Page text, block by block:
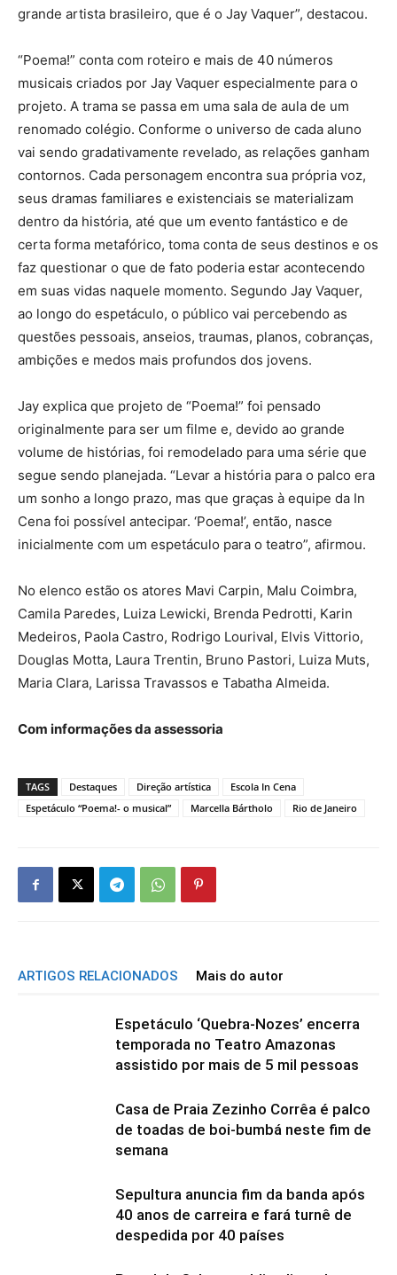
grande artista brasileiro, que é o Jay Vaquer”, destacou.
“Poema!” conta com roteiro e mais de 40 números
musicais criados por Jay Vaquer especialmente para o
projeto. A trama se passa em uma sala de aula de um
renomado colégio. Conforme o universo de cada aluno
vai sendo gradativamente revelado, as relações ganham
contornos. Cada personagem encontra sua própria voz,
seus dramas familiares e existenciais se materializam
dentro da história, até que um evento fantástico e de
certa forma metafórico, toma conta de seus destinos e os
faz questionar o que de fato poderia estar acontecendo
em suas vidas naquele momento. Segundo Jay Vaquer,
ao longo do espetáculo, o público vai percebendo as
questões pessoais, anseios, traumas, planos, cobranças,
ambições e medos mais profundos dos jovens.
Jay explica que projeto de “Poema!” foi pensado
originalmente para ser um filme e, devido ao grande
volume de histórias, foi remodelado para uma série que
segue sendo planejada. “Levar a história para o palco era
um sonho a longo prazo, mas que graças à equipe da In
Cena foi possível antecipar. ‘Poema!’, então, nasce
inicialmente com um espetáculo para o teatro”, afirmou.
No elenco estão os atores Mavi Carpin, Malu Coimbra,
Camila Paredes, Luiza Lewicki, Brenda Pedrotti, Karin
Medeiros, Paola Castro, Rodrigo Lourival, Elvis Vittorio,
Douglas Motta, Laura Trentin, Bruno Pastori, Luiza Muts,
Maria Clara, Larissa Travassos e Tabatha Almeida.
Com informações da assessoria
TAGS Destaques Direção artística
Escola In Cena
Espetáculo “Poema!- o musical”
Marcella Bártholo Rio de Janeiro
ARTIGOS RELACIONADOS Mais do autor
Espetáculo ‘Quebra-Nozes’ encerra
temporada no Teatro Amazonas
assistido por mais de 5 mil pessoas
Casa de Praia Zezinho Corrêa é palco
de toadas de boi-bumbá neste fim de
semana
Sepultura anuncia fim da banda após
40 anos de carreira e fará turnê de
despedida por 40 países